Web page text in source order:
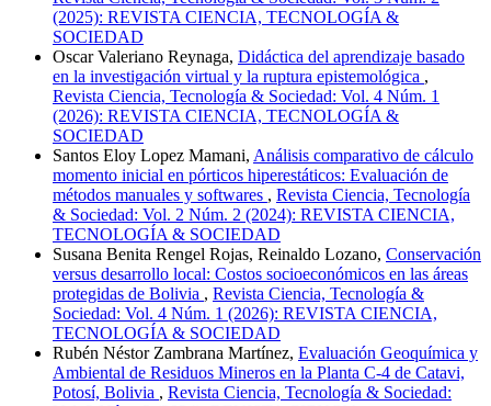
(2025): REVISTA CIENCIA, TECNOLOGÍA &
SOCIEDAD
Oscar Valeriano Reynaga, Didáctica del aprendizaje basado
en la investigación virtual y la ruptura epistemológica ,
Revista Ciencia, Tecnología & Sociedad: Vol. 4 Núm. 1
(2026): REVISTA CIENCIA, TECNOLOGÍA &
SOCIEDAD
Santos Eloy Lopez Mamani, Análisis comparativo de cálculo
momento inicial en pórticos hiperestáticos: Evaluación de
métodos manuales y softwares , Revista Ciencia, Tecnología
& Sociedad: Vol. 2 Núm. 2 (2024): REVISTA CIENCIA,
TECNOLOGÍA & SOCIEDAD
Susana Benita Rengel Rojas, Reinaldo Lozano, Conservación
versus desarrollo local: Costos socioeconómicos en las áreas
protegidas de Bolivia , Revista Ciencia, Tecnología &
Sociedad: Vol. 4 Núm. 1 (2026): REVISTA CIENCIA,
TECNOLOGÍA & SOCIEDAD
Rubén Néstor Zambrana Martínez, Evaluación Geoquímica y
Ambiental de Residuos Mineros en la Planta C-4 de Catavi,
Potosí, Bolivia , Revista Ciencia, Tecnología & Sociedad: